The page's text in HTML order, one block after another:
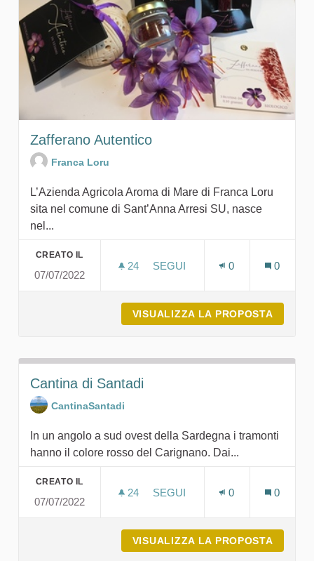
Zafferano Autentico
Franca Loru
L’Azienda Agricola Aroma di Mare di Franca Loru
sita nel comune di Sant’Anna Arresi SU, nasce
nel...
CREATO IL
07/07/2022
24 24 SOSTENITORI
SEGUI
0 0
VISUALIZZA LA PROPOSTA
Cantina di Santadi
CantinaSantadi
In un angolo a sud ovest della Sardegna i tramonti
hanno il colore rosso del Carignano. Dai...
CREATO IL
07/07/2022
24 24 SOSTENITORI
SEGUI
0 0
VISUALIZZA LA PROPOSTA